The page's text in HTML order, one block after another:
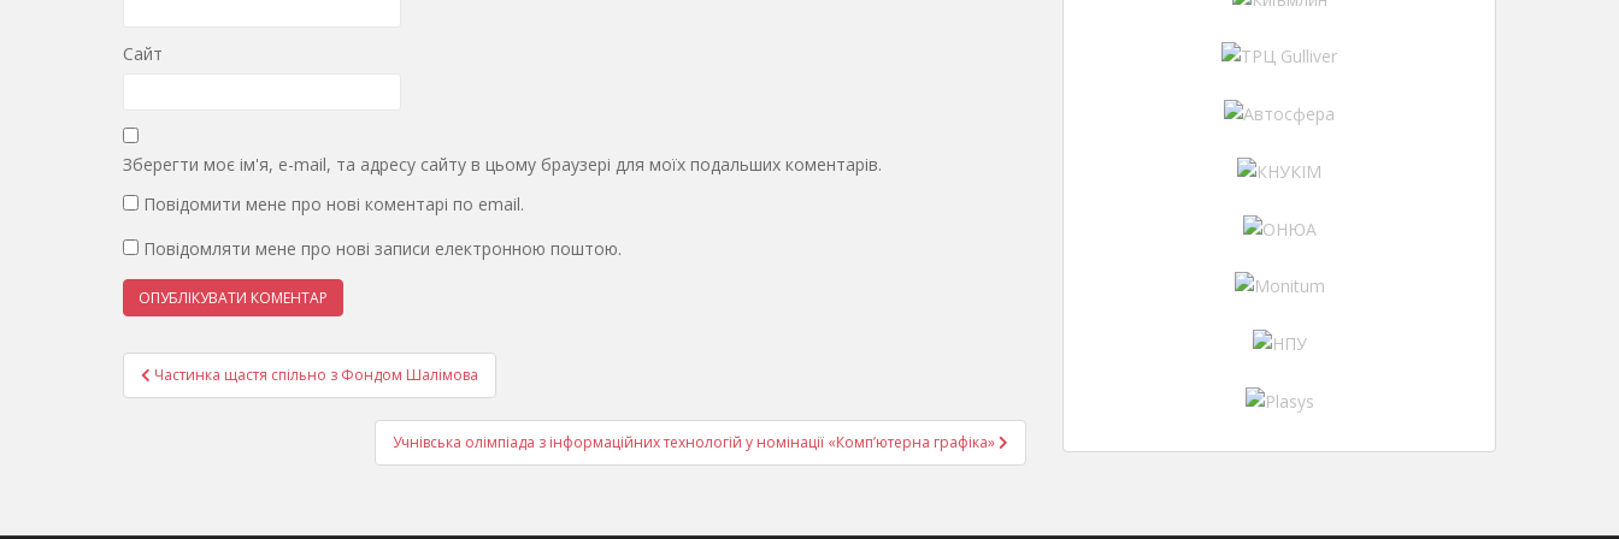
Сайт
Зберегти моє ім'я, e-mail, та адресу сайту в цьому браузері для моїх подальших коментарів.
Повідомити мене про нові коментарі по email.
Повідомляти мене про нові записи електронною поштою.
Навігація
записів
Частинка щастя спільно з Фондом Шалімова
Учнівська олімпіада з інформаційних технологій у номінації «Комп’ютерна графіка»